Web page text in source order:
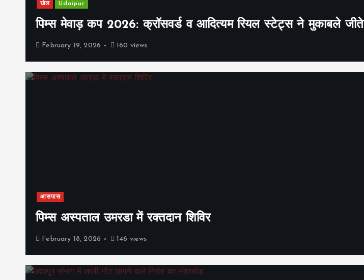
खेल Udaipur
पिम्स मेवाड़ कप 2026: क्रॉसवर्ड व आदित्यम रियल स्टेट्स ने मुकाबले जीते
February 19, 2026 160 views
आसपास
पिम्स अस्पताल उमरडा में रक्तदान शिविर
February 18, 2026 146 views